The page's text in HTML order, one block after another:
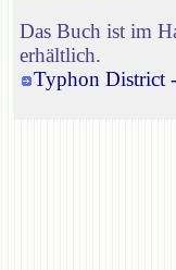
Das Buch ist im
erhältlich.
Typhon District